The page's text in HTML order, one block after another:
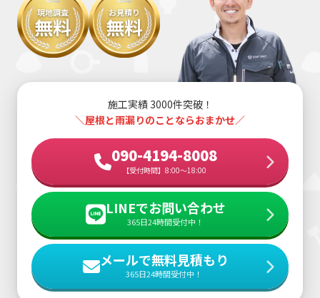
現地調査
無料
お見積り
無料
施工実績 3000件突破！
＼屋根と雨漏りのことならおまかせ／
090-4194-8008
【受付時間】8:00～18:00
LINEでお問い合わせ
365日24時間受付中！
メールで無料見積もり
365日24時間受付中！